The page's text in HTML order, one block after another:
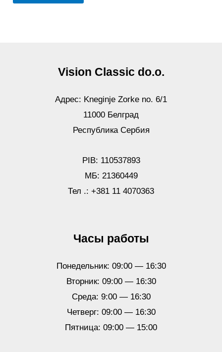
Vision Classic do.o.
Адрес: Kneginje Zorke no. 6/1
11000 Белград
Республика Сербия
PIB: 110537893
МБ: 21360449
Тел .: +381 11 4070363
Часы работы
Понедельник: 09:00 — 16:30
Вторник: 09:00 — 16:30
Среда: 9:00 — 16:30
Четверг: 09:00 — 16:30
Пятница: 09:00 — 15:00